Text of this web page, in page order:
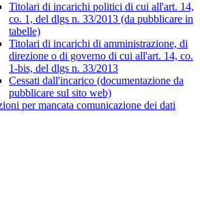
Titolari di incarichi politici di cui all'art. 14,
co. 1, del dlgs n. 33/2013 (da pubblicare in
tabelle)
Titolari di incarichi di amministrazione, di
direzione o di governo di cui all'art. 14, co.
1-bis, del dlgs n. 33/2013
Cessati dall'incarico (documentazione da
pubblicare sul sito web)
per mancata comunicazione dei dati